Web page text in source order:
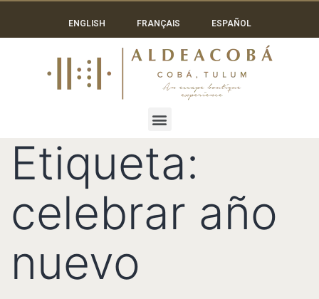
ENGLISH FRANÇAIS ESPAÑOL
Etiqueta:
celebrar año
nuevo